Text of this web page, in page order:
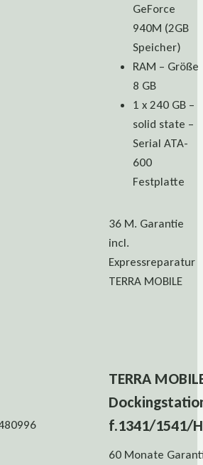
GeForce
940M (2GB
Speicher)
RAM – Größe
8 GB
1 x 240 GB –
solid state –
Serial ATA-
600
Festplatte
36 M. Garantie
incl.
Expressreparatur
TERRA MOBILE
TERRA
f.1341/1541/
60 Monate